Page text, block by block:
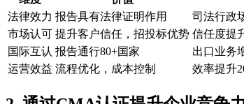
法律效力 报告具有法律证明作用
司法行政
市场认可 提升客户信任，招投标优势 信任度提
国际互认 报告通行80+国家
出口业务
运营效益 流程优化，成本控制 效率提升